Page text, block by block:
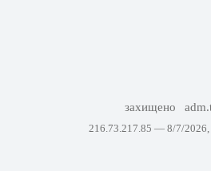
захищено
216.73.217.85 — 8/7/